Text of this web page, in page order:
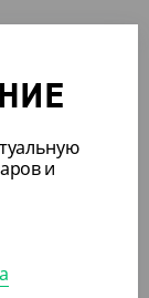
и